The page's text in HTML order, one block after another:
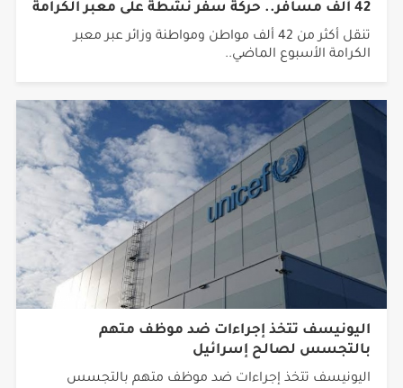
42 ألف مسافر.. حركة سفر نشطة على معبر الكرامة
تنقل أكثر من 42 ألف مواطن ومواطنة وزائر عبر معبر
الكرامة الأسبوع الماضي..
اليونيسف تتخذ إجراءات ضد موظف متهم
بالتجسس لصالح إسرائيل
اليونيسف تتخذ إجراءات ضد موظف متهم بالتجسس